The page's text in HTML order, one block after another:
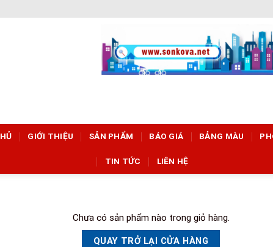
GIỚI THIỆU SẢN PHẨM BÁO GIÁ BẢNG MÀU
TIN TỨC LIÊN HỆ
Chưa có sản phẩm nào trong giỏ hàng.
QUAY TRỞ LẠI CỬA HÀNG